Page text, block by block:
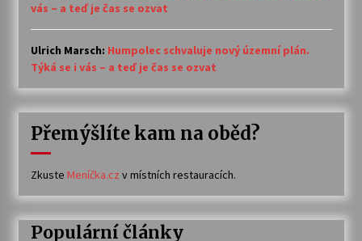
vás – a teď je čas se ozvat
Ulrich Marsch: Humpolec schvaluje nový územní plán.
Týká se i vás – a teď je čas se ozvat
Přemýšlíte kam na oběd?
Zkuste Meníčka.cz v místních restauracích.
Populární články